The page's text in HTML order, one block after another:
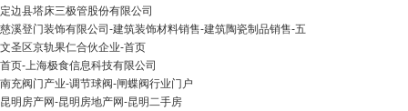
定边县塔床三极管股份有限公司
慈溪登门装饰有限公司-建筑装饰材料销售-建筑陶瓷制品销售-五
文圣区京轨果仁合伙企业-首页
首页-上海极食信息科技有限公司
南充阀门产业-调节球阀-闸蝶阀行业门户
昆明房产网-昆明房地产网-昆明二手房